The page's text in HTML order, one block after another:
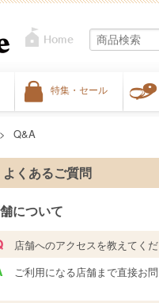
特集・セール
Q&A
よくあるご質問
について
店舗へのアクセスを教えてくだ
ご利用になる店舗まで直接お